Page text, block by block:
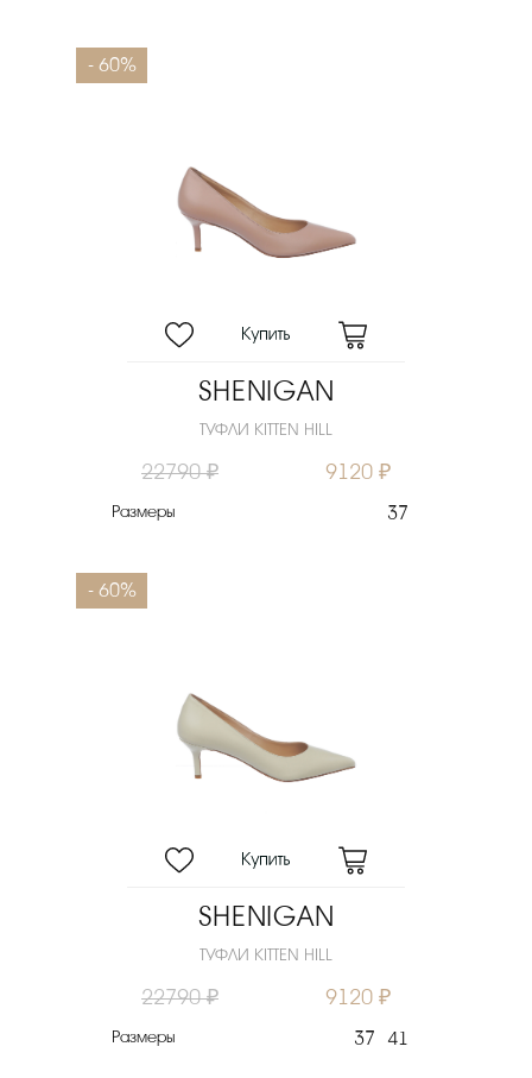
- 60%
SHENIGAN
ТУФЛИ KITTEN HILL
22790 ₽ 9120 ₽
Размеры 37
- 60%
SHENIGAN
ТУФЛИ KITTEN HILL
22790 ₽ 9120 ₽
Размеры 37 41